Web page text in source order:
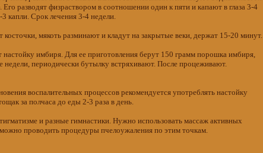
Его разводят физраствором в соотношении один к пяти и капают в глаза 3-4
3 капли. Срок лечения 3-4 недели.
мякоть разминают и кладут на закрытые веки, держат 15-20 минут.
имбиря. Для ее приготовления берут 150 грамм порошка имбиря,
недели, периодически бутылку встряхивают. После процеживают.
воспалительных процессов рекомендуется употреблять настойку
за полчаса до еды 2-3 раза в день.
и разные гимнастики. Нужно использовать массаж активных
проводить процедуры пчелоужаления по этим точкам.